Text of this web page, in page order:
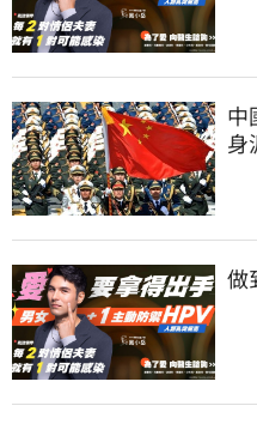
中
身
做